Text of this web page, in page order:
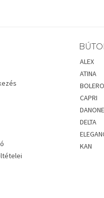
ALEX
ATINA
BOLERO
CAPRI
DANONE
DELTA
KAN